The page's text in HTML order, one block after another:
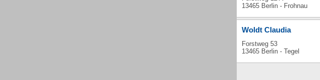
13465 Berlin - Frohnau
Woldt Claudia
Forstweg 53
13465 Berlin - Tegel